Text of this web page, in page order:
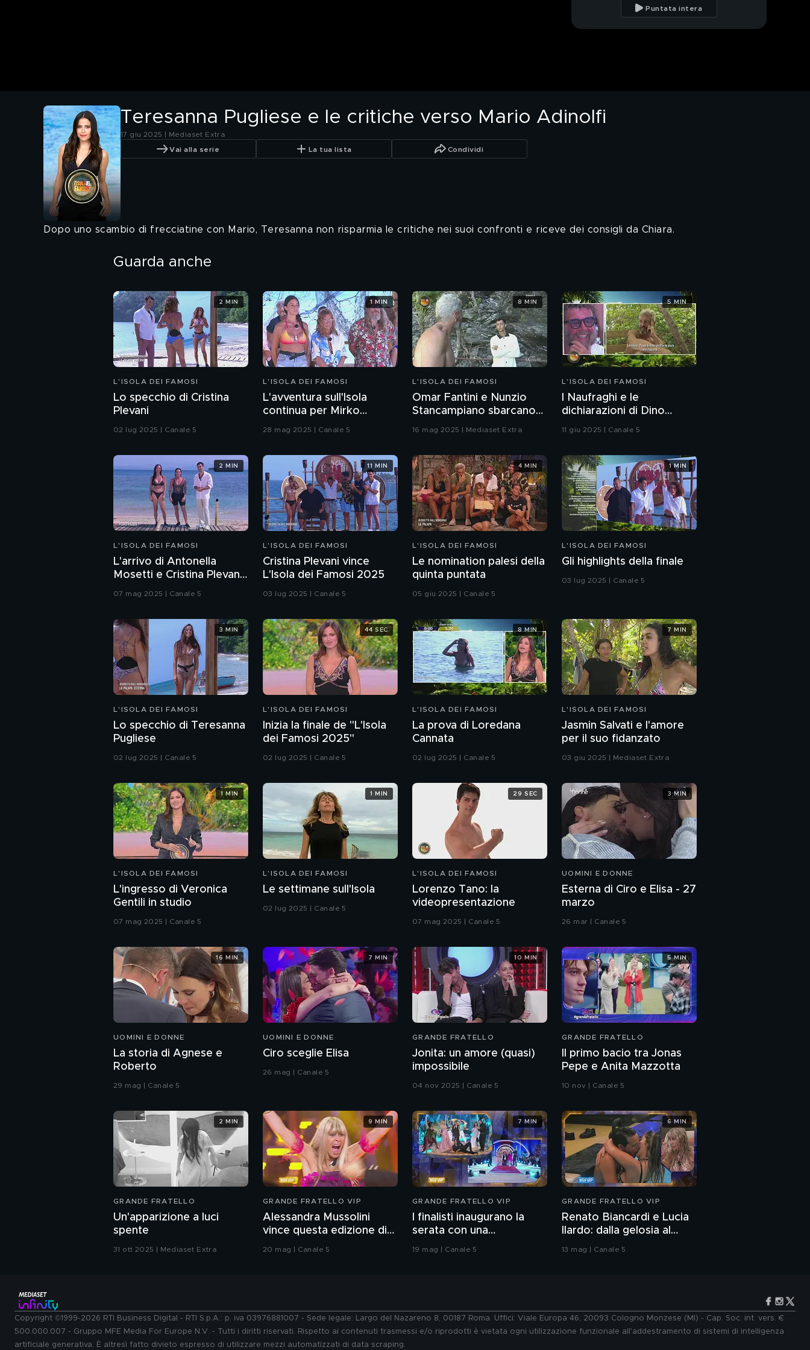
accolgono i loro
Puntata intera
Teresanna Pugliese e le critiche verso Mario Adinolfi
17 giu 2025 | Mediaset Extra
Vai alla serie La tua lista Condividi
Dopo uno scambio di frecciatine con Mario, Teresanna non risparmia le critiche nei suoi confronti e riceve dei consigli da Chiara.
Guarda anche
L'ISOLA DEI FAMOSI
Lo specchio di Cristina
Plevani
02 lug 2025 | Canale 5
2 MIN
L'ISOLA DEI FAMOSI
L'avventura sull'Isola
continua per Mirko
28 mag 2025 | Canale 5
1 MIN
L'ISOLA DEI FAMOSI
Omar Fantini e Nunzio
Stancampiano sbarcano
su Montecristo
16 mag 2025 | Mediaset Extra
8 MIN
L'ISOLA DEI FAMOSI
I Naufraghi e le
dichiarazioni di Dino
Giarrusso
11 giu 2025 | Canale 5
5 MIN
L'ISOLA DEI FAMOSI
L'arrivo di Antonella
Mosetti e Cristina Plevani
a Playa Palapa
07 mag 2025 | Canale 5
2 MIN
L'ISOLA DEI FAMOSI
Cristina Plevani vince
L'Isola dei Famosi 2025
03 lug 2025 | Canale 5
11 MIN
L'ISOLA DEI FAMOSI
Le nomination palesi della
quinta puntata
05 giu 2025 | Canale 5
4 MIN
L'ISOLA DEI FAMOSI
Gli highlights della finale
03 lug 2025 | Canale 5
1 MIN
L'ISOLA DEI FAMOSI
Lo specchio di Teresanna
Pugliese
02 lug 2025 | Canale 5
3 MIN
L'ISOLA DEI FAMOSI
Inizia la finale de "L'Isola
dei Famosi 2025"
02 lug 2025 | Canale 5
44 SEC
L'ISOLA DEI FAMOSI
La prova di Loredana
Cannata
02 lug 2025 | Canale 5
8 MIN
L'ISOLA DEI FAMOSI
Jasmin Salvati e l'amore
per il suo fidanzato
03 giu 2025 | Mediaset Extra
7 MIN
L'ISOLA DEI FAMOSI
L'ingresso di Veronica
Gentili in studio
07 mag 2025 | Canale 5
1 MIN
L'ISOLA DEI FAMOSI
Le settimane sull'Isola
02 lug 2025 | Canale 5
1 MIN
L'ISOLA DEI FAMOSI
Lorenzo Tano: la
videopresentazione
07 mag 2025 | Canale 5
29 SEC
UOMINI E DONNE
Esterna di Ciro e Elisa - 27
marzo
26 mar | Canale 5
3 MIN
UOMINI E DONNE
La storia di Agnese e
Roberto
29 mag | Canale 5
16 MIN
UOMINI E DONNE
Ciro sceglie Elisa
26 mag | Canale 5
7 MIN
GRANDE FRATELLO
Jonita: un amore (quasi)
impossibile
04 nov 2025 | Canale 5
10 MIN
GRANDE FRATELLO
Il primo bacio tra Jonas
Pepe e Anita Mazzotta
10 nov | Canale 5
5 MIN
GRANDE FRATELLO
Un'apparizione a luci
spente
31 ott 2025 | Mediaset Extra
2 MIN
GRANDE FRATELLO VIP
Alessandra Mussolini
vince questa edizione di
Grande Fratello VIP
20 mag | Canale 5
9 MIN
GRANDE FRATELLO VIP
I finalisti inaugurano la
serata con una
coreografia
19 mag | Canale 5
7 MIN
GRANDE FRATELLO VIP
Renato Biancardi e Lucia
Ilardo: dalla gelosia al
13 mag | Canale 5
6 MIN
Copyright ©1999-2026 RTI Business Digital - RTI S.p.A.: p. iva 03976881007 - Sede legale: Largo del Nazareno 8, 00187 Roma. Uffici: Viale Europa 46, 20093 Cologno Monzese (MI) - Cap. Soc. int. vers. €
500.000.007 - Gruppo MFE Media For Europe N.V. - Tutti i diritti riservati. Rispetto ai contenuti trasmessi e/o riprodotti è vietata ogni utilizzazione funzionale all'addestramento di sistemi di intelligenza
artificiale generativa. È altresì fatto divieto espresso di utilizzare mezzi automatizzati di data scraping.